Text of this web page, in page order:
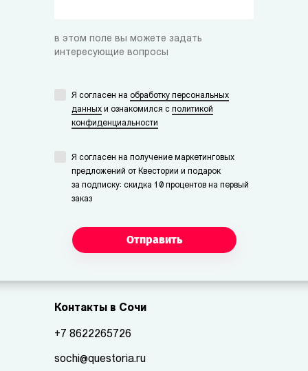
в этом поле вы можете задать
интересующие вопросы
Я согласен на обработку персональных
данных и ознакомился с политикой
конфиденциальности
Я согласен на получение маркетинговых
предложений от Квестории и подарок
за подписку: скидка 10 процентов на первый
заказ
Отправить
Контакты в Сочи
+7 8622265726
sochi@questoria.ru